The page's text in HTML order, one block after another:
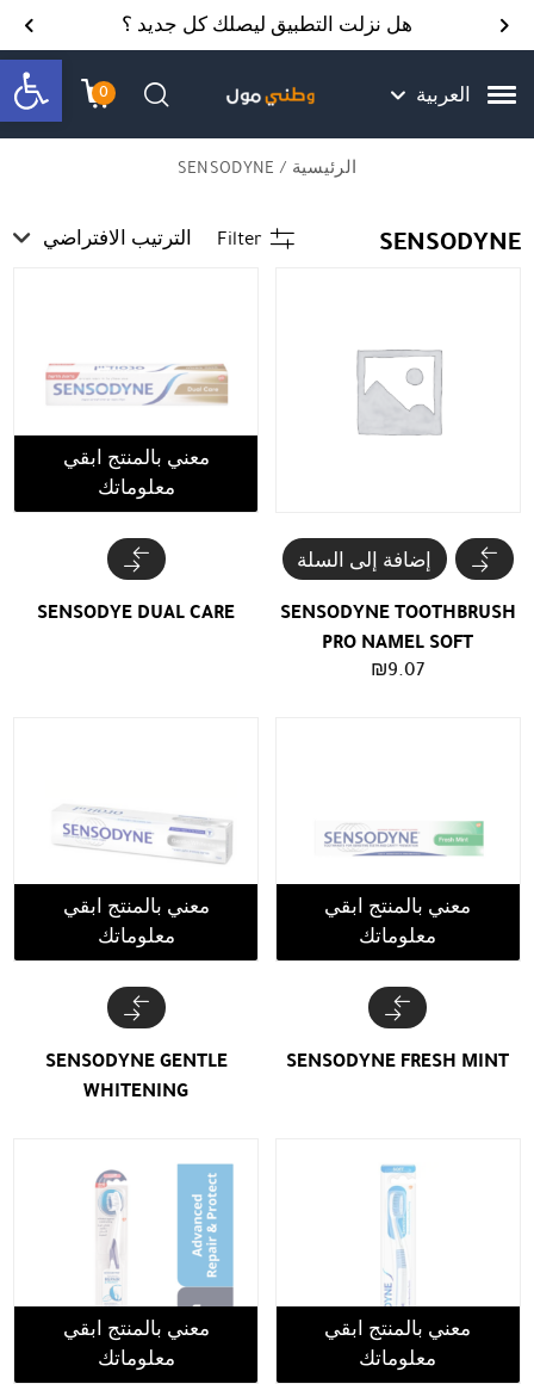
Skip to Content
Contact Us هل نزلت التطبيق ليصلك كل جديد ؟
العربية 0
עגלתחיפוש
الرئيسية / SENSODYNE
SENSODYNE
Filter الترتيب الافتراضي
SENSODYNE TOOTHBRUSH
PRO NAMEL SOFT
₪9.07
إضافة إلى السلة
معني بالمنتج ابقي
معلوماتك
SENSODYE DUAL CARE
معني بالمنتج ابقي
معلوماتك
SENSODYNE FRESH MINT
معني بالمنتج ابقي
معلوماتك
SENSODYNE GENTLE
WHITENING
معني بالمنتج ابقي
معلوماتك
معني بالمنتج ابقي
معلوماتك
Back top top